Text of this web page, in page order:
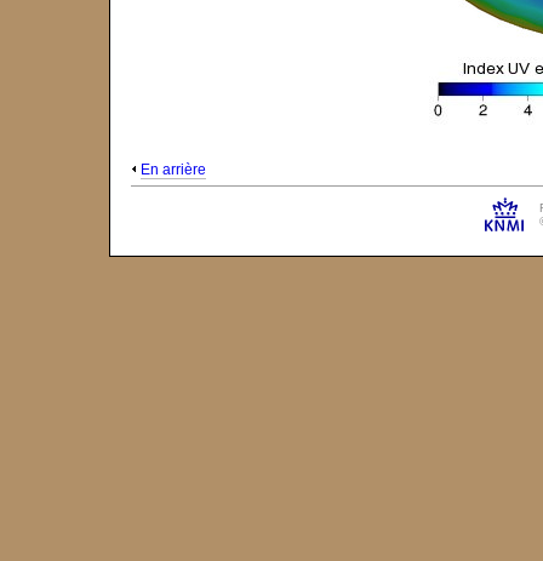
En arrière